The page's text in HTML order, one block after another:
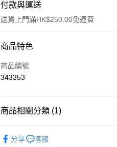
付款與運送
送貨上門滿HK$250.00免運費
付款方式
信用卡
商品特色
商品編號
343353
商品相關分類 (1)
分享
客服